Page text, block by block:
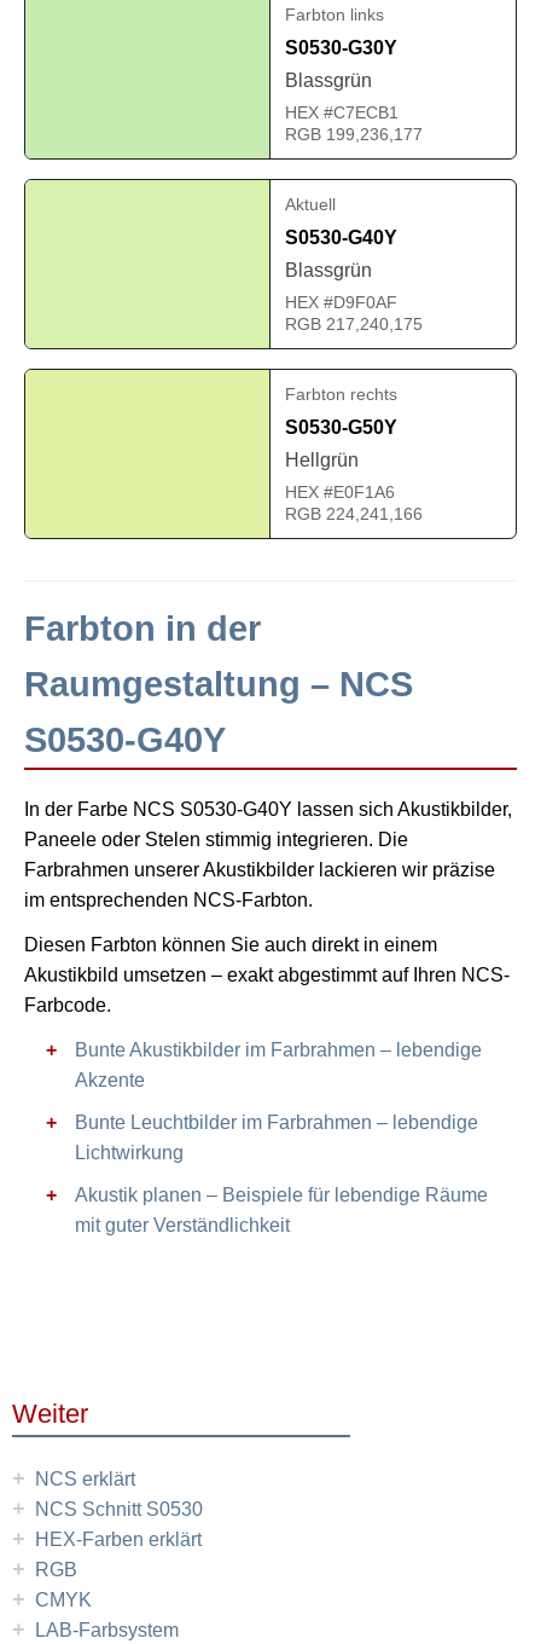
Farbton links
S0530-G30Y
Blassgrün
HEX #C7ECB1
RGB 199,236,177
Aktuell
S0530-G40Y
Blassgrün
HEX #D9F0AF
RGB 217,240,175
Farbton rechts
S0530-G50Y
Hellgrün
HEX #E0F1A6
RGB 224,241,166
Farbton in der
Raumgestaltung – NCS
S0530-G40Y
In der Farbe NCS S0530-G40Y lassen sich Akustikbilder,
Paneele oder Stelen stimmig integrieren. Die
Farbrahmen unserer Akustikbilder lackieren wir präzise
im entsprechenden NCS-Farbton.
Diesen Farbton können Sie auch direkt in einem
Akustikbild umsetzen – exakt abgestimmt auf Ihren NCS-
Farbcode.
Bunte Akustikbilder im Farbrahmen – lebendige
Akzente
Bunte Leuchtbilder im Farbrahmen – lebendige
Lichtwirkung
Akustik planen – Beispiele für lebendige Räume
mit guter Verständlichkeit
Weiter
+ NCS erklärt
+ NCS Schnitt S0530
+ HEX-Farben erklärt
+ RGB
+ CMYK
+ LAB-Farbsystem